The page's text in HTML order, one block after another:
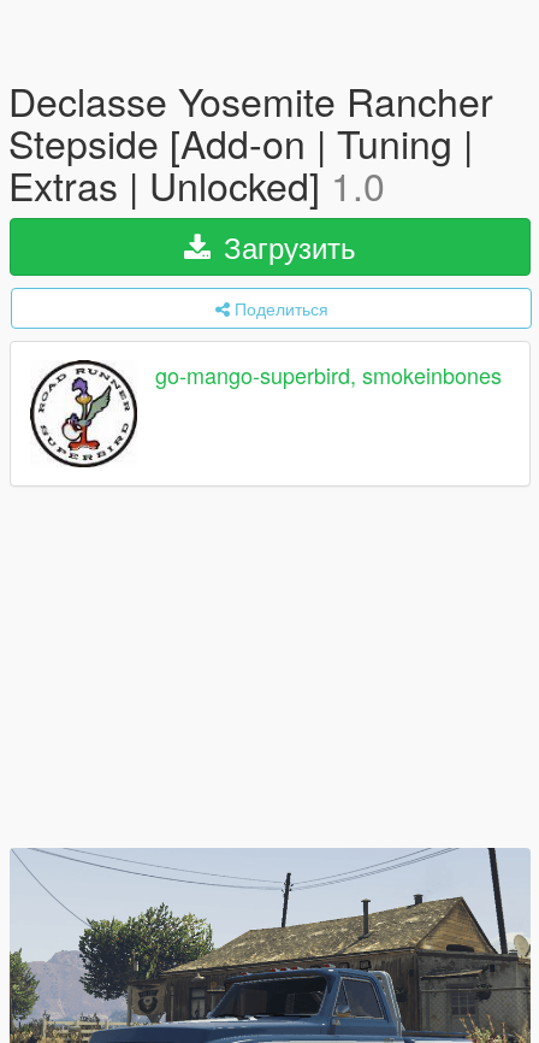
Declasse Yosemite Rancher
Stepside [Add-on | Tuning |
Extras | Unlocked]1.0
Загрузить
Поделиться
go-mango-superbird, smokeinbones